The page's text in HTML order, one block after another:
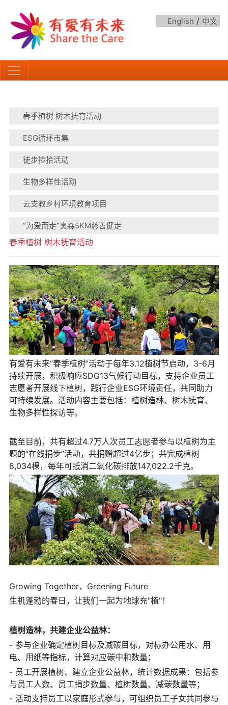
English / 中文
春季植树 树木抚育活动
ESG循环市集
徒步捡拾活动
生物多样性活动
云支教乡村环境教育项目
“为爱而走”奥森5KM慈善健走
春季植树 树木抚育活动
有爱有未来“春季植树”活动于每年3.12植树节启动，3-6月
持续开展，积极响应SDG13气候行动目标，支持企业员工
志愿者开展线下植树，践行企业ESG环境责任，共同助力
可持续发展。活动内容主要包括：植树造林、树木抚育、
生物多样性探访等。
截至目前，共有超过4.7万人次员工志愿者参与以植树为主
题的“在线捐步”活动，共捐赠超过4亿步；共完成植树
8,034棵，每年可抵消二氧化碳排放147,022.2千克。
Growing Together，Greening Future
生机蓬勃的春日，让我们一起为地球充"植"！
植树造林，共建企业公益林：
- 参与企业确定植树目标及减碳目标，对标办公用水、用
电、用纸等指标，计算对应碳中和数量；
- 员工开展植树、建立企业公益林，统计数据成果：包括参
与员工人数、员工捐步数量、植树数量、减碳数量等；
- 活动支持员工以家庭形式参与，可组织员工子女共同参与